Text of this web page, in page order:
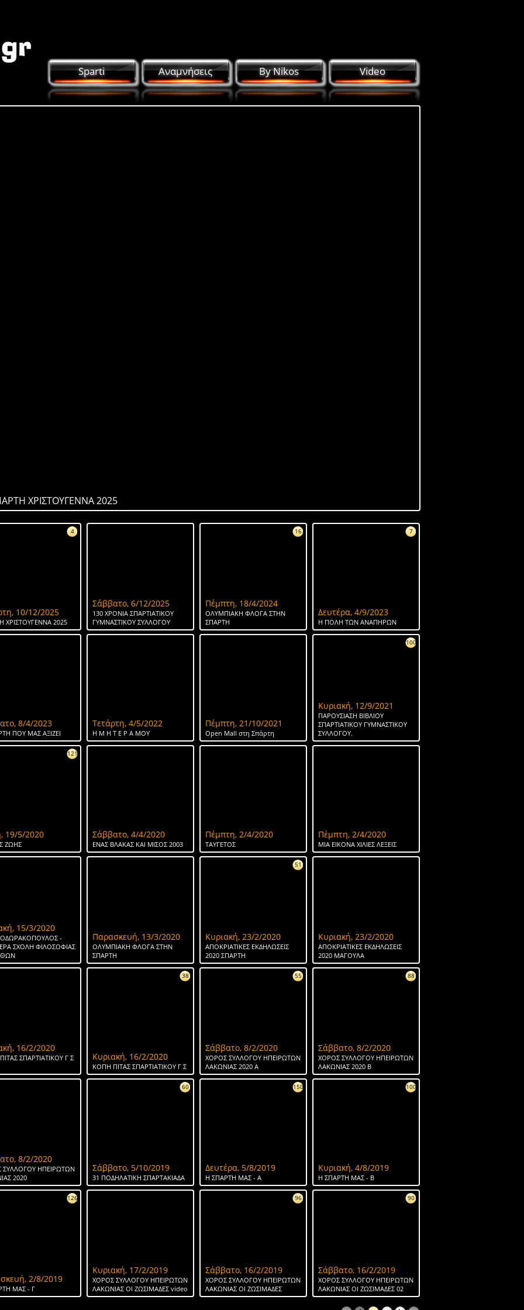
Sparti Αναμνήσεις By Nikos Video
ΧΡΙΣΤΟΥΓΕΝΝΑ 2025
4
10/12/2025
ΧΡΙΣΤΟΥΓΕΝΝΑ 2025
Σάββατο, 6/12/2025
130 ΧΡΟΝΙΑ ΣΠΑΡΤΙΑΤΙΚΟΥ
ΓΥΜΝΑΣΤΙΚΟΥ ΣΥΛΛΟΓΟΥ
16
Πέμπτη, 18/4/2024
ΟΛΥΜΠΙΑΚΗ ΦΛΟΓΑ ΣΤΗΝ
ΣΠΑΡΤΗ
7
Δευτέρα, 4/9/2023
Η ΠΟΛΗ ΤΩΝ ΑΝΑΠΗΡΩΝ
8/4/2023
ΠΟΥ ΜΑΣ ΑΞΙΖΕΙ
Τετάρτη, 4/5/2022
Η Μ Η Τ Ε Ρ Α ΜΟΥ
Πέμπτη, 21/10/2021
Open Mall στη Σπάρτη
100
Κυριακή, 12/9/2021
ΠΑΡΟΥΣΙΑΣΗ ΒΙΒΛΙΟΥ
ΣΠΑΡΤΙΑΤΙΚΟΥ ΓΥΜΝΑΣΤΙΚΟΥ
ΣΥΛΛΟΓΟΥ.
121
19/5/2020
ΖΩΗΣ
Σάββατο, 4/4/2020
ΕΝΑΣ ΒΛΑΚΑΣ ΚΑΙ ΜΙΣΟΣ 2003
Πέμπτη, 2/4/2020
ΤΑΥΓΕΤΟΣ
Πέμπτη, 2/4/2020
ΜΙΑ ΕΙΚΟΝΑ ΧΙΛΙΕΣ ΛΕΞΕΙΣ
15/3/2020
-
ΣΧΟΛΗ ΦΙΛΟΣΟΦΙΑΣ
Παρασκευή, 13/3/2020
ΟΛΥΜΠΙΑΚΗ ΦΛΟΓΑ ΣΤΗΝ
ΣΠΑΡΤΗ
51
Κυριακή, 23/2/2020
ΑΠΟΚΡΙΑΤΙΚΕΣ ΕΚΔΗΛΩΣΕΙΣ
2020 ΣΠΑΡΤΗ
Κυριακή, 23/2/2020
ΑΠΟΚΡΙΑΤΙΚΕΣ ΕΚΔΗΛΩΣΕΙΣ
2020 ΜΑΓΟΥΛΑ
16/2/2020
ΣΠΑΡΤΙΑΤΙΚΟΥ Γ Σ
38
Κυριακή, 16/2/2020
ΚΟΠΗ ΠΙΤΑΣ ΣΠΑΡΤΙΑΤΙΚΟΥ Γ Σ
55
Σάββατο, 8/2/2020
ΧΟΡΟΣ ΣΥΛΛΟΓΟΥ ΗΠΕΙΡΩΤΩΝ
ΛΑΚΩΝΙΑΣ 2020 Α
88
Σάββατο, 8/2/2020
ΧΟΡΟΣ ΣΥΛΛΟΓΟΥ ΗΠΕΙΡΩΤΩΝ
ΛΑΚΩΝΙΑΣ 2020 Β
8/2/2020
ΣΥΛΛΟΓΟΥ ΗΠΕΙΡΩΤΩΝ
2020
60
Σάββατο, 5/10/2019
31 ΠΟΔΗΛΑΤΙΚΗ ΣΠΑΡΤΑΚΙΑΔΑ
150
Δευτέρα, 5/8/2019
H ΣΠΑΡΤΗ ΜΑΣ - Α
100
Κυριακή, 4/8/2019
H ΣΠΑΡΤΗ ΜΑΣ - Β
126
2/8/2019
ΜΑΣ - Γ
Κυριακή, 17/2/2019
ΧΟΡΟΣ ΣΥΛΛΟΓΟΥ ΗΠΕΙΡΩΤΩΝ
ΛΑΚΩΝΙΑΣ ΟΙ ΖΩΣΙΜΑΔΕΣ video
96
Σάββατο, 16/2/2019
ΧΟΡΟΣ ΣΥΛΛΟΓΟΥ ΗΠΕΙΡΩΤΩΝ
ΛΑΚΩΝΙΑΣ ΟΙ ΖΩΣΙΜΑΔΕΣ
90
Σάββατο, 16/2/2019
ΧΟΡΟΣ ΣΥΛΛΟΓΟΥ ΗΠΕΙΡΩΤΩΝ
ΛΑΚΩΝΙΑΣ ΟΙ ΖΩΣΙΜΑΔΕΣ 02